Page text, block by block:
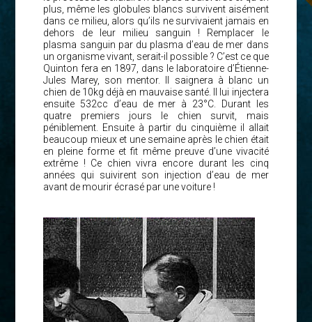
plus, même les globules blancs survivent aisément
dans ce milieu, alors qu’ils ne survivaient jamais en
dehors de leur milieu sanguin ! Remplacer le
plasma sanguin par du plasma d’eau de mer dans
un organisme vivant, serait-il possible ? C’est ce que
Quinton fera en 1897, dans le laboratoire d’Étienne-
Jules Marey, son mentor. Il saignera à blanc un
chien de 10kg déjà en mauvaise santé. Il lui injectera
ensuite 532cc d’eau de mer à 23°C. Durant les
quatre premiers jours le chien survit, mais
péniblement. Ensuite à partir du cinquième il allait
beaucoup mieux et une semaine après le chien était
en pleine forme et fit même preuve d’une vivacité
extrême ! Ce chien vivra encore durant les cinq
années qui suivirent son injection d’eau de mer
avant de mourir écrasé par une voiture !